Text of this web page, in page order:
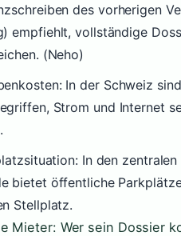
des vorherigen
empfiehlt, vollständige
(Neho)
In der Schweiz
Strom und Internet
In den
bietet öffentliche
Stellplatz.
Mieter: Wer sein Dossier